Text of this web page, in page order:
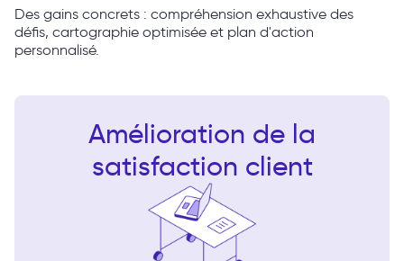
Des gains concrets : compréhension exhaustive des
défis, cartographie optimisée et plan d'action
personnalisé.
Amélioration de la
satisfaction client